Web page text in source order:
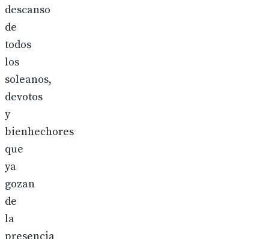
descanso
de
todos
los
soleanos,
devotos
y
bienhechores
que
ya
gozan
de
la